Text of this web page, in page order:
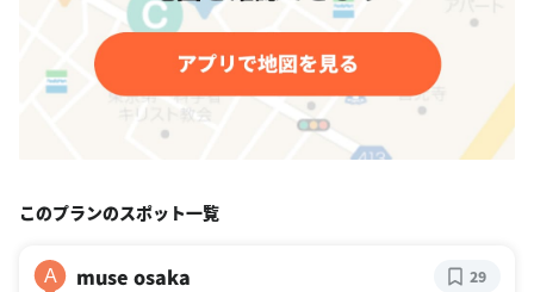
このプランのスポット一覧
A muse osaka 29